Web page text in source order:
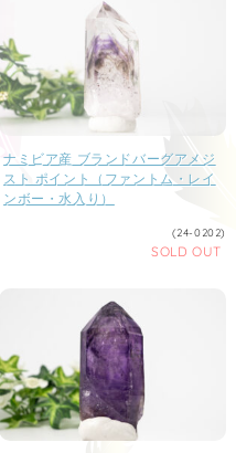
ナミビア産 ブランドバーグアメジ
スト ポイント（ファントム・レイ
ンボー・水入り）
(24-0202)
SOLD OUT